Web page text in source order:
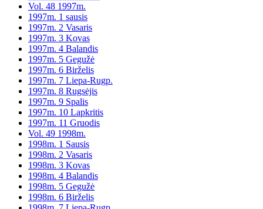
Vol. 48 1997m.
1997m. 1 sausis
1997m. 2 Vasaris
1997m. 3 Kovas
1997m. 4 Balandis
1997m. 5 Gegužė
1997m. 6 Birželis
1997m. 7 Liepa-Rugp.
1997m. 8 Rugsėjis
1997m. 9 Spalis
1997m. 10 Lapkritis
1997m. 11 Gruodis
Vol. 49 1998m.
1998m. 1 Sausis
1998m. 2 Vasaris
1998m. 3 Kovas
1998m. 4 Balandis
1998m. 5 Gegužė
1998m. 6 Birželis